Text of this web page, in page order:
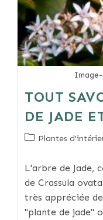
TOUT
DE JADE
PostPlantes
L'arbre de Jade,
de Crassula
très appréciée
"plante de jade"